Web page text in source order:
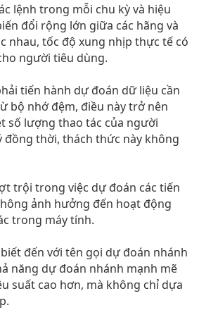
lệnh trong mỗi chu kỳ và hiệu
đổi rộng lớn giữa các hãng và
nhau, tốc độ xung nhịp thực tế có
người tiêu dùng.
tiến hành dự đoán dữ liệu cần
bộ nhớ đệm, điều này trở nên
số lượng thao tác của người
đồng thời, thách thức này không
trội trong việc dự đoán các tiến
ảnh hưởng đến hoạt động
trong máy tính.
đến với tên gọi dự đoán nhánh
năng dự đoán nhánh mạnh mẽ
suất cao hơn, mà không chỉ dựa